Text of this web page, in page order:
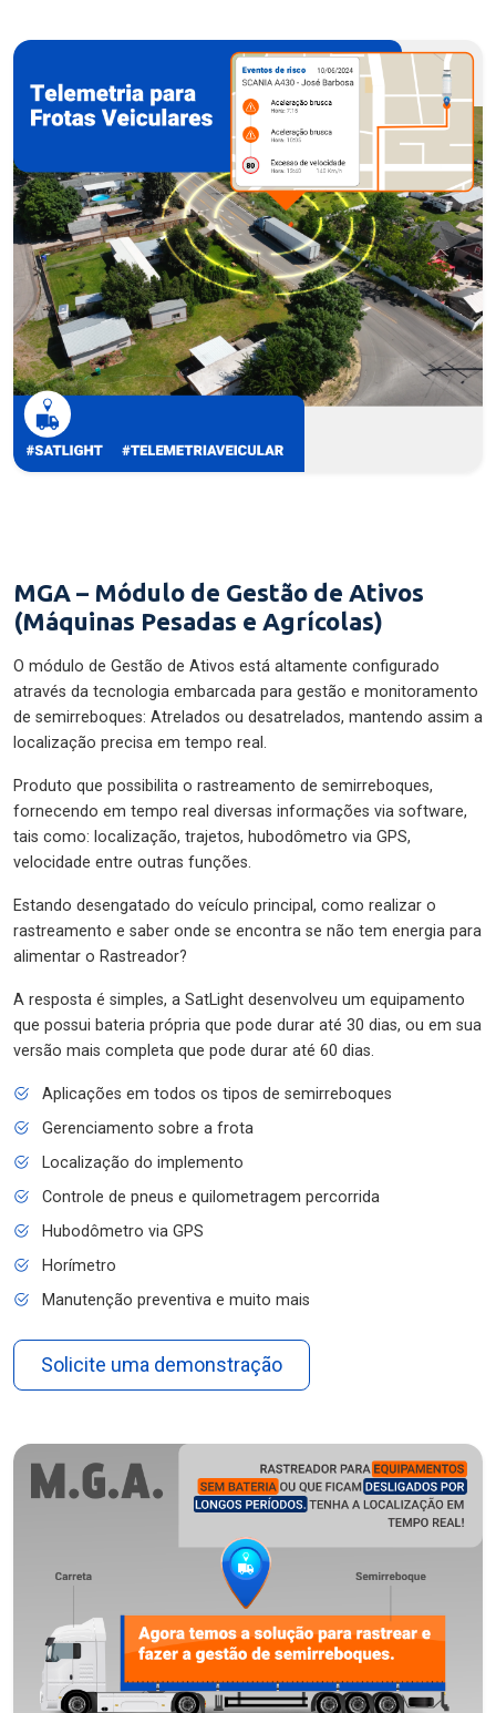
MGA – Módulo de Gestão de Ativos
(Máquinas Pesadas e Agrícolas)
O módulo de Gestão de Ativos está altamente configurado
através da tecnologia embarcada para gestão e monitoramento
de semirreboques: Atrelados ou desatrelados, mantendo assim a
localização precisa em tempo real.
Produto que possibilita o rastreamento de semirreboques,
fornecendo em tempo real diversas informações via software,
tais como: localização, trajetos, hubodômetro via GPS,
velocidade entre outras funções.
Estando desengatado do veículo principal, como realizar o
rastreamento e saber onde se encontra se não tem energia para
alimentar o Rastreador?
A resposta é simples, a SatLight desenvolveu um equipamento
que possui bateria própria que pode durar até 30 dias, ou em sua
versão mais completa que pode durar até 60 dias.
Aplicações em todos os tipos de semirreboques
Gerenciamento sobre a frota
Localização do implemento
Controle de pneus e quilometragem percorrida
Hubodômetro via GPS
Horímetro
Manutenção preventiva e muito mais
Solicite uma demonstração